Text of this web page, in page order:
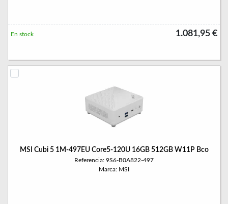
1.081,95 €
En stock
MSI Cubi 5 1M-497EU Core5-120U 16GB 512GB W11P Bco
Referencia: 9S6-B0A822-497
Marca: MSI